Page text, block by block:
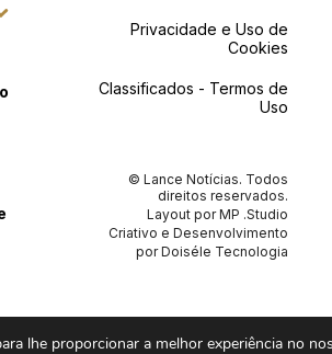
Privacidade e Uso de
Cookies
Classificados - Termos de
Uso
© Lance Notícias. Todos
direitos reservados.
Layout porMP .Studio
Criativo e Desenvolvimento
porDoiséle Tecnologia
lhe proporcionar a melhor experiência no